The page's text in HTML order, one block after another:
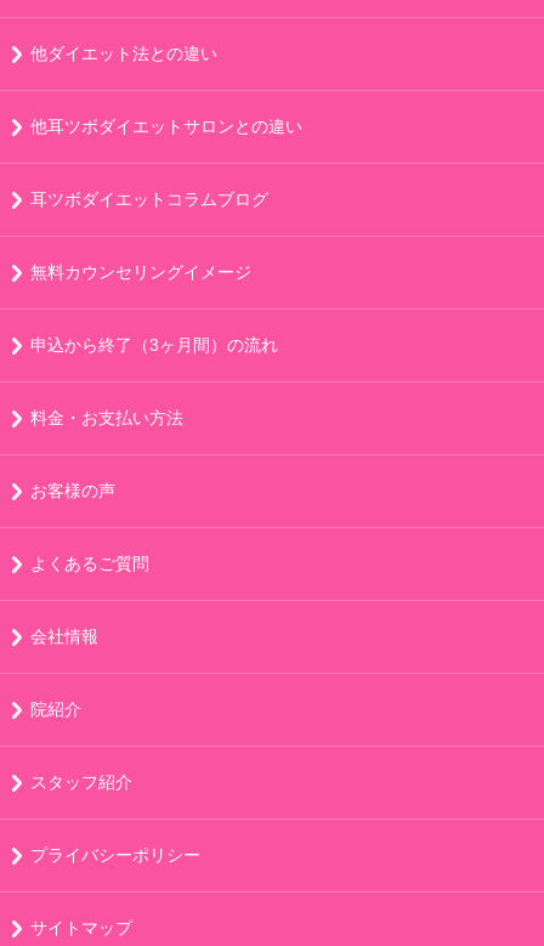
他ダイエット法との違い
他耳ツボダイエットサロンとの違い
耳ツボダイエットコラムブログ
無料カウンセリングイメージ
申込から終了（3ヶ月間）の流れ
料金・お支払い方法
お客様の声
よくあるご質問
会社情報
院紹介
スタッフ紹介
プライバシーポリシー
サイトマップ